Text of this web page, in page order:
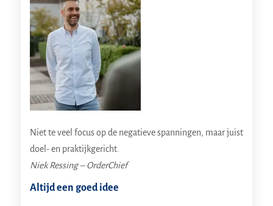
Niet te veel focus op de negatieve spanningen, maar juist
doel- en praktijkgericht.
Niek Ressing – OrderChief
Altijd een goed idee